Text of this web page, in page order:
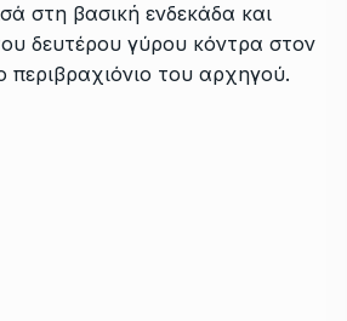
στη βασική ενδεκάδα και
δευτέρου γύρου κόντρα στον
του αρχηγού.